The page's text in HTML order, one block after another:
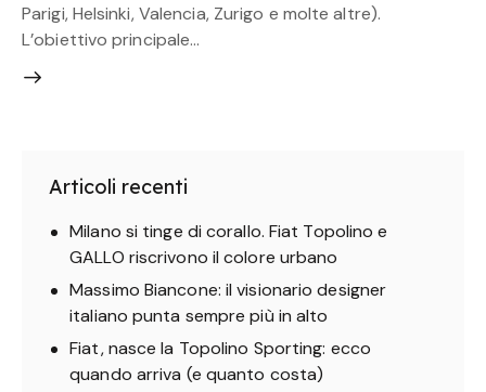
Parigi, Helsinki, Valencia, Zurigo e molte altre).
L’obiettivo principale…
Articoli recenti
Milano si tinge di corallo. Fiat Topolino e
GALLO riscrivono il colore urbano
Massimo Biancone: il visionario designer
italiano punta sempre più in alto
Fiat, nasce la Topolino Sporting: ecco
quando arriva (e quanto costa)